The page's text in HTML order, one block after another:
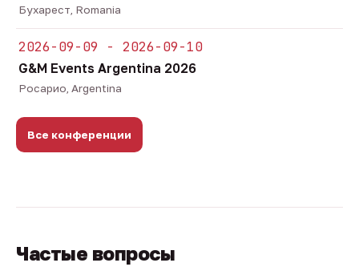
Бухарест, Romania
2026-09-09 - 2026-09-10
G&M Events Argentina 2026
Росарио, Argentina
Все конференции
Частые вопросы